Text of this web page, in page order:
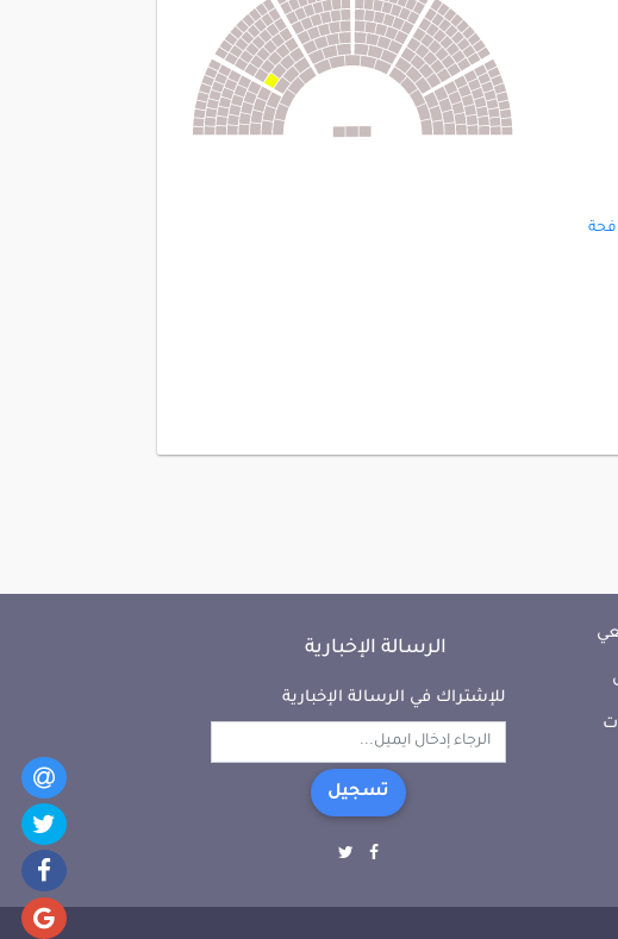
الرسالة الإخبارية
للإشتراك في الرسالة الإخبارية
تسجيل